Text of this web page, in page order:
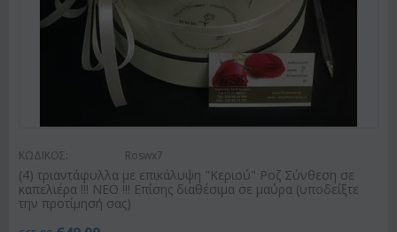
ΚΩΔΙΚΟΣ: Roswx7
(4) τριαντάφυλλα με επικάλυψη "Κεριού" Ροζ Σύνθεση σε
καπελιέρα !!! ΝΕΟ !!! Επίσης διαθέσιμα σε μαύρα (υποδείξτε
την προτίμησή σας)